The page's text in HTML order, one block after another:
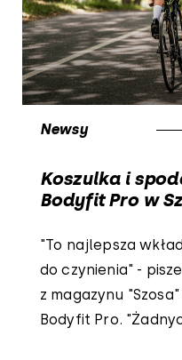
Newsy
Koszulka i
Bodyfit Pro w
"To najlepsza
do czynienia" -
z magazynu
Bodyfit Pro.